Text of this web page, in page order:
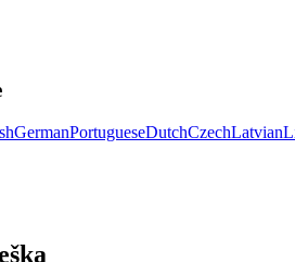
GermanPortugueseDutchCzechLatvian